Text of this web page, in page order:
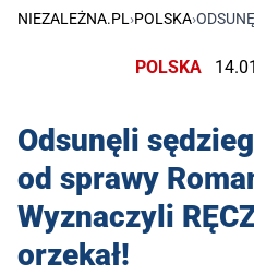
NIEZALEŻNA.PL ›POLSKA›
POLSKA
Odsunęli
od sprawy
Wyznaczyli
orzekał!